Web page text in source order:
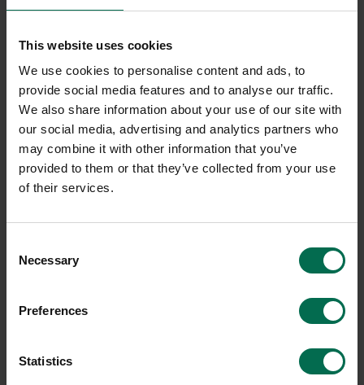
This website uses cookies
We use cookies to personalise content and ads, to
provide social media features and to analyse our traffic.
We also share information about your use of our site with
our social media, advertising and analytics partners who
may combine it with other information that you’ve
provided to them or that they’ve collected from your use
of their services.
Selection
Necessary
Preferences
Statistics
C02
-16%
Lammhults
Grade
-30%
14350 kr